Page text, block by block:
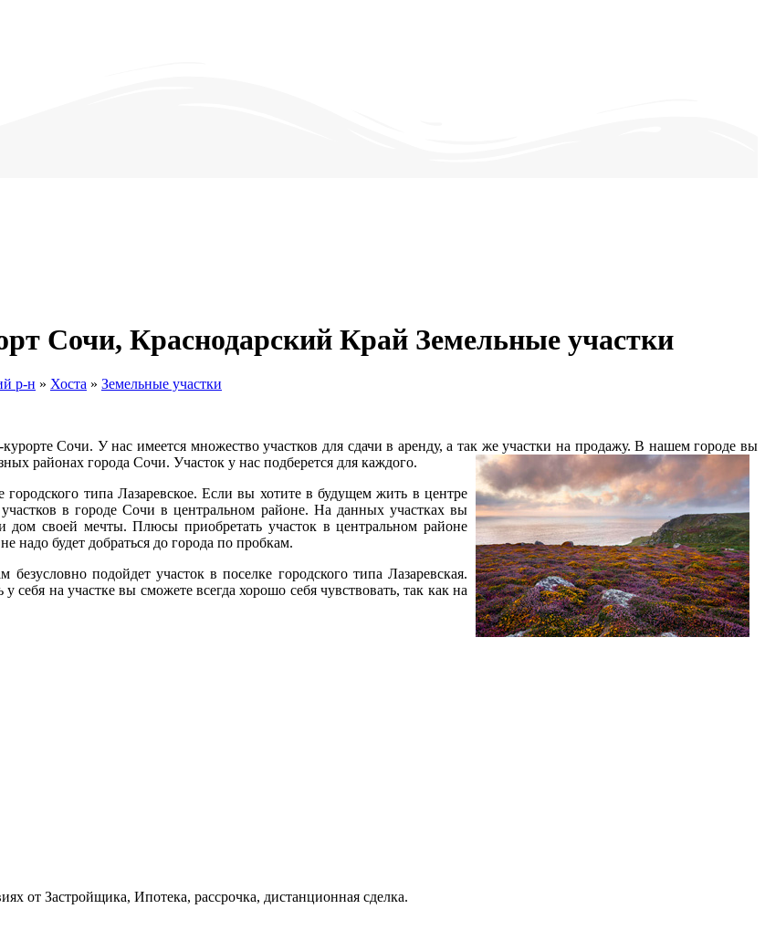
Сочи, Краснодарский Край Земельные участки
р-н » Хоста » Земельные участки
Сочи. У нас имеется множество участков для сдачи в аренду, а так же участки на продажу. В нашем городе вы
районах города Сочи. Участок у нас подберется для каждого.
типа Лазаревское. Если вы хотите в будущем жить в центре
в городе Сочи в центральном районе. На данных участках вы
дом своей мечты. Плюсы приобретать участок в центральном районе
надо будет добраться до города по пробкам.
подойдет участок в поселке городского типа Лазаревская.
на участке вы сможете всегда хорошо себя чувствовать, так как на
от Застройщика, Ипотека, рассрочка, дистанционная сделка.